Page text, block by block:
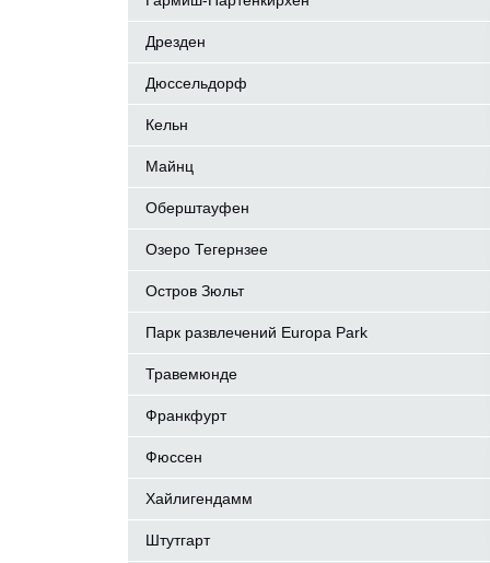
Дрезден
Дюссельдорф
Кельн
Майнц
Оберштауфен
Озеро Тегернзее
Остров Зюльт
Парк развлечений Europa Park
Травемюнде
Франкфурт
Фюссен
Хайлигендамм
Штутгарт